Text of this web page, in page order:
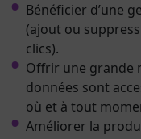
Bénéficier d’une
(ajout ou
clics).
Offrir une grande
données sont
où et à tout
Améliorer la